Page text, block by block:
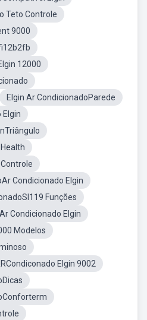
Teto Controle
9000
12000
Elgin Ar CondicionadoParede
Elgin
Condicionado Elgin
Funções
Condicionado Elgin
Modelos
Elgin 9002